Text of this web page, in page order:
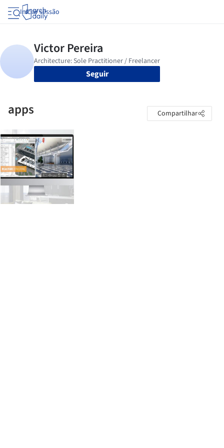
Iniciar sessão
Seguir
apps Compartilhar